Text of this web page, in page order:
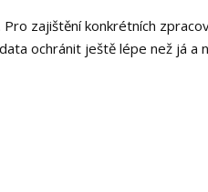
zajištění konkrétních
ochránit ještě lépe než já a